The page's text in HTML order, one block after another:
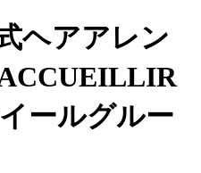
ヘアアレン
ールグルー